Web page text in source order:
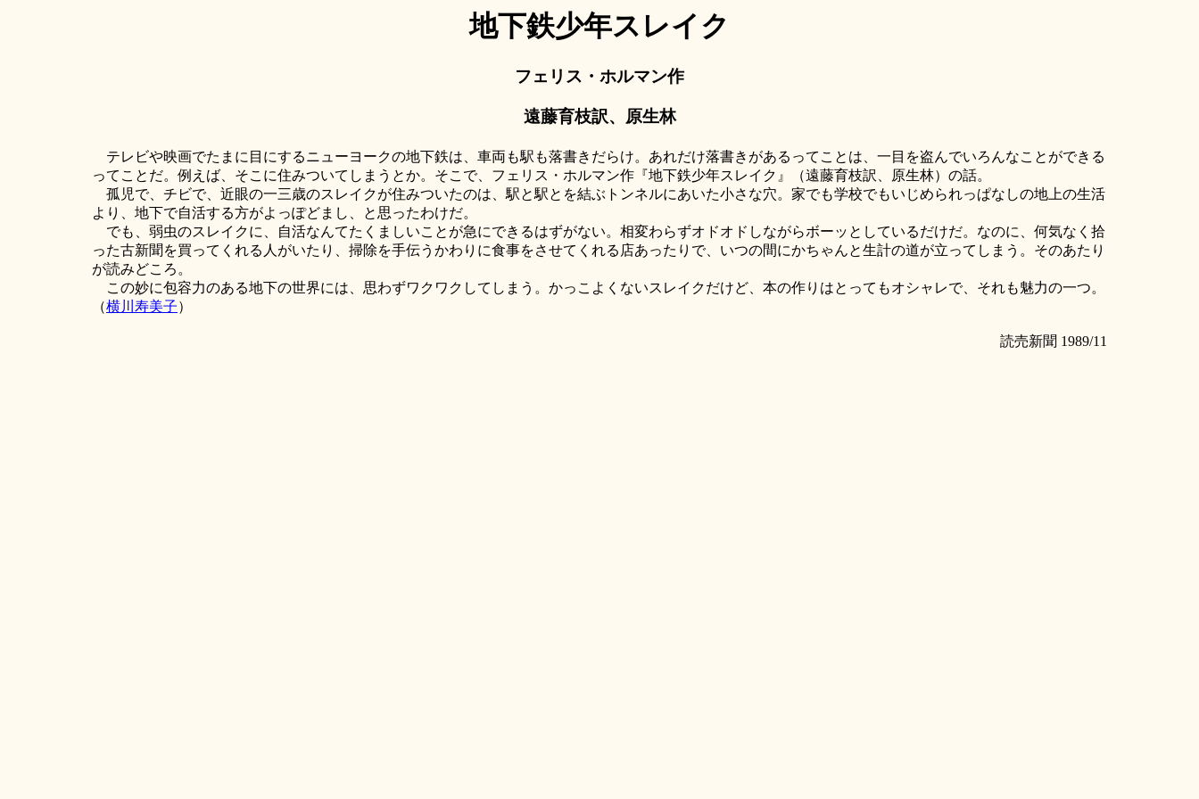
地下鉄少年スレイク
フェリス・ホルマン作
遠藤育枝訳、原生林
テレビや映画でたまに目にするニューヨークの地下鉄は、車両も駅も落書きだらけ。あれだけ落書きがあるってことは、一目を盗んでいろんなことができる
ってことだ。例えば、そこに住みついてしまうとか。そこで、フェリス・ホルマン作『地下鉄少年スレイク』（遠藤育枝訳、原生林）の話。
孤児で、チビで、近眼の一三歳のスレイクが住みついたのは、駅と駅とを結ぶトンネルにあいた小さな穴。家でも学校でもいじめられっぱなしの地上の生活
より、地下で自活する方がよっぽどまし、と思ったわけだ。
でも、弱虫のスレイクに、自活なんてたくましいことが急にできるはずがない。相変わらずオドオドしながらボーッとしているだけだ。なのに、何気なく拾
った古新聞を買ってくれる人がいたり、掃除を手伝うかわりに食事をさせてくれる店あったりで、いつの間にかちゃんと生計の道が立ってしまう。そのあたり
が読みどころ。
この妙に包容力のある地下の世界には、思わずワクワクしてしまう。かっこよくないスレイクだけど、本の作りはとってもオシャレで、それも魅力の一つ。
（横川寿美子）
読売新聞 1989/11